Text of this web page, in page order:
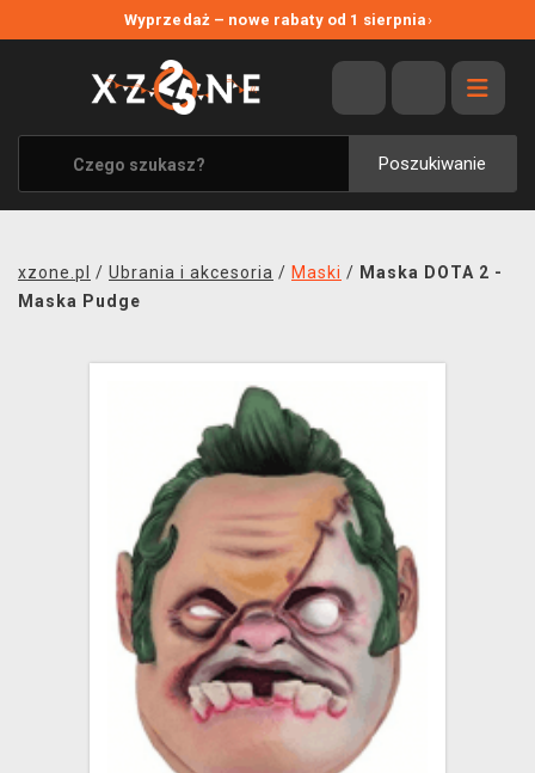
Wyprzedaż – nowe rabaty od 1 sierpnia›
Poszukiwanie
WYPRZEDAŻ
WSZYSTKIE MARKI
XZONE ORIGINALS
UBRANIA I AKCESORIA
SOUNDTRACKI
XZONE KLUB
xzone.pl / Ubrania i akcesoria / Maski / Maska DOTA 2 -
Maska Pudge